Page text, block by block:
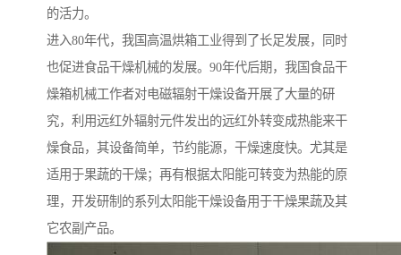
的活力。
进入80年代，我国高温烘箱工业得到了长足发展，同时
也促进食品干燥机械的发展。90年代后期，我国食品干
燥箱机械工作者对电磁辐射干燥设备开展了大量的研
究，利用远红外辐射元件发出的远红外转变成热能来干
燥食品，其设备简单，节约能源，干燥速度快。尤其是
适用于果蔬的干燥；再有根据太阳能可转变为热能的原
理，开发研制的系列太阳能干燥设备用于干燥果蔬及其
它农副产品。